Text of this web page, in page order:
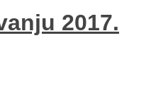
2017.